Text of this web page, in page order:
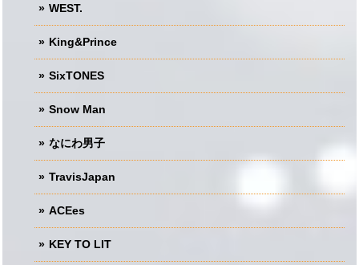
WEST.
King&Prince
SixTONES
Snow Man
なにわ男子
TravisJapan
ACEes
KEY TO LIT